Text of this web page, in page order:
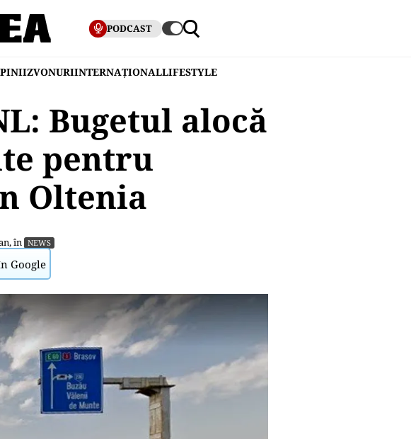
PODCAST
ZVONURIINTERNAȚIONALLIFESTYLE
Bugetul alocă
pentru
Oltenia
, în NEWS
Google